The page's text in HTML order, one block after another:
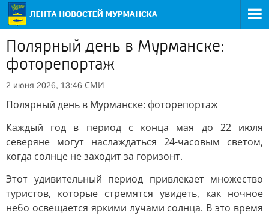
Полярный день в Мурманске:
фоторепортаж
2 июня 2026, 13:46 СМИ
Полярный день в Мурманске: фоторепортаж
Каждый год в период с конца мая до 22 июля
северяне могут наслаждаться 24-часовым светом,
когда солнце не заходит за горизонт.
Этот удивительный период привлекает множество
туристов, которые стремятся увидеть, как ночное
небо освещается яркими лучами солнца. В это время